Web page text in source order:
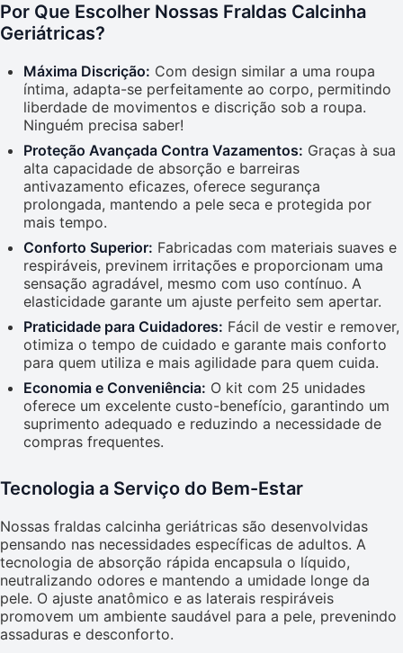
Por Que Escolher Nossas Fraldas Calcinha
Geriátricas?
Máxima Discrição: Com design similar a uma roupa
íntima, adapta-se perfeitamente ao corpo, permitindo
liberdade de movimentos e discrição sob a roupa.
Ninguém precisa saber!
Proteção Avançada Contra Vazamentos: Graças à sua
alta capacidade de absorção e barreiras
antivazamento eficazes, oferece segurança
prolongada, mantendo a pele seca e protegida por
mais tempo.
Conforto Superior: Fabricadas com materiais suaves e
respiráveis, previnem irritações e proporcionam uma
sensação agradável, mesmo com uso contínuo. A
elasticidade garante um ajuste perfeito sem apertar.
Praticidade para Cuidadores: Fácil de vestir e remover,
otimiza o tempo de cuidado e garante mais conforto
para quem utiliza e mais agilidade para quem cuida.
Economia e Conveniência: O kit com 25 unidades
oferece um excelente custo-benefício, garantindo um
suprimento adequado e reduzindo a necessidade de
compras frequentes.
Tecnologia a Serviço do Bem-Estar
Nossas fraldas calcinha geriátricas são desenvolvidas
pensando nas necessidades específicas de adultos. A
tecnologia de absorção rápida encapsula o líquido,
neutralizando odores e mantendo a umidade longe da
pele. O ajuste anatômico e as laterais respiráveis
promovem um ambiente saudável para a pele, prevenindo
assaduras e desconforto.